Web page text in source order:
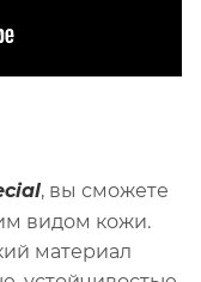
, вы сможете
видом кожи.
материал